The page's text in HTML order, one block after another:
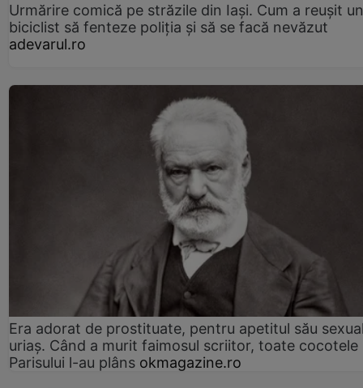
Urmărire comică pe străzile din Iași. Cum a reușit un
biciclist să fenteze poliția și să se facă nevăzut
adevarul.ro
Era adorat de prostituate, pentru apetitul său
uriaș. Când a murit faimosul scriitor, toate cocotele
Parisului l-au plâns okmagazine.ro